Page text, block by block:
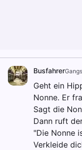
Busfahrer
Geht ein
Nonne. Er
Sagt die
Dann ruft
"Die Nonne
Verkleide